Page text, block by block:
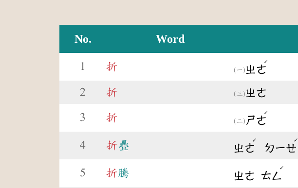
No. Word
1 折 ㄓㄜ
ˊ
2 折 ㄓㄜ
3 折 ㄕㄜ
ˊ
4 折 疊 ㄓㄜ
ˊ
ㄉㄧㄝ
ˊ
5 折騰 ㄓㄜ ㄊㄥ
ˊ